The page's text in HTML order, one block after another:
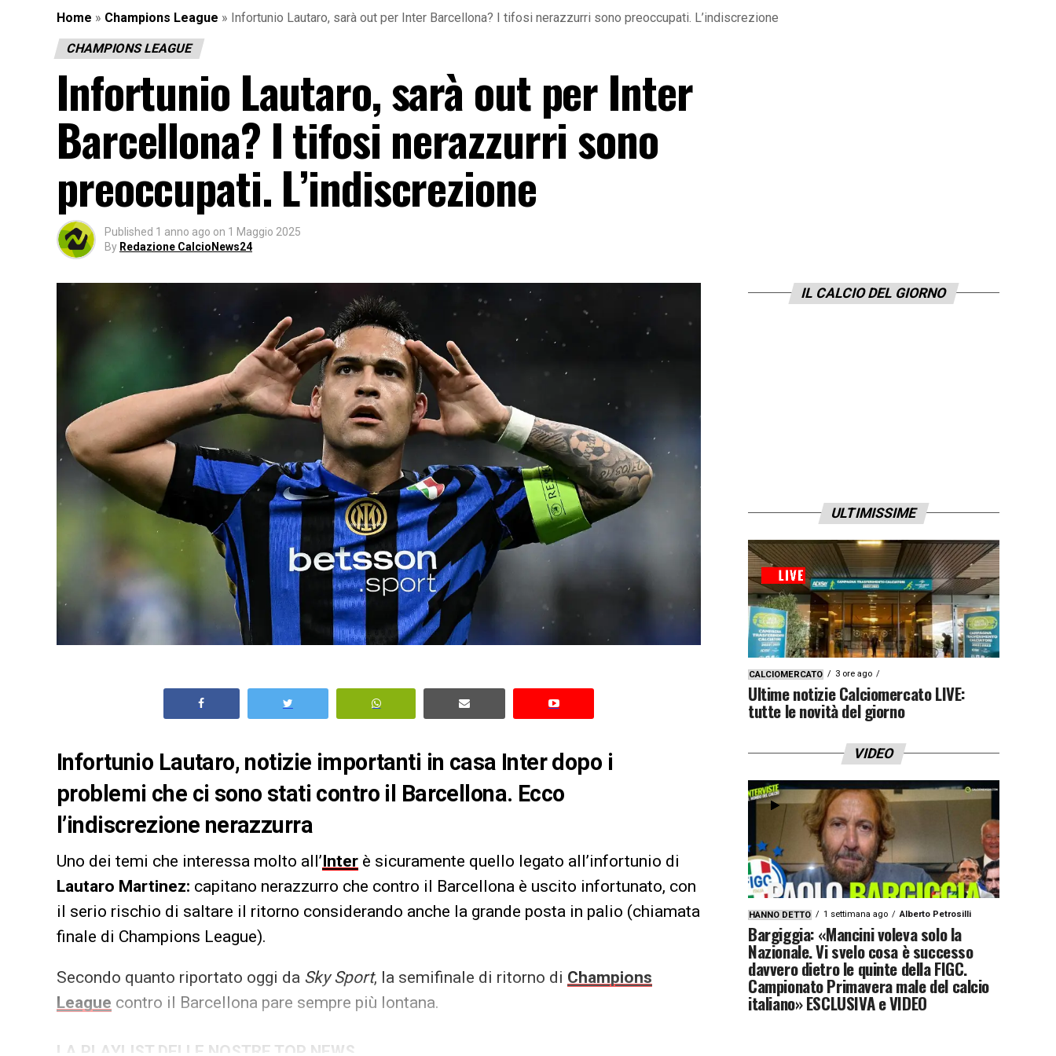
Home » Champions League » Infortunio Lautaro, sarà out per Inter Barcellona? I tifosi nerazzurri sono preoccupati. L’indiscrezione
CHAMPIONS LEAGUE
Infortunio Lautaro, sarà out per Inter
Barcellona? I tifosi nerazzurri sono
preoccupati. L’indiscrezione
Published 1 anno ago on 1 Maggio 2025
By Redazione CalcioNews24
Infortunio Lautaro, notizie importanti in casa Inter dopo i
problemi che ci sono stati contro il Barcellona. Ecco
l’indiscrezione nerazzurra
Uno dei temi che interessa molto all’Inter è sicuramente quello legato all’infortunio di
Lautaro Martinez: capitano nerazzurro che contro il Barcellona è uscito infortunato, con
il serio rischio di saltare il ritorno considerando anche la grande posta in palio (chiamata
finale di Champions League).
Secondo quanto riportato oggi da Sky Sport, la semifinale di ritorno di Champions
League contro il Barcellona pare sempre più lontana.
LA PLAYLIST DELLE NOSTRE TOP NEWS
IL CALCIO DEL GIORNO
ULTIMISSIME
CALCIOMERCATO 3 ore ago
Ultime notizie Calciomercato LIVE:
tutte le novità del giorno
VIDEO
HANNO DETTO 1 settimana ago Alberto Petrosilli
Bargiggia: «Mancini voleva solo la
Nazionale. Vi svelo cosa è successo
davvero dietro le quinte della FIGC.
Campionato Primavera male del calcio
italiano» ESCLUSIVA e VIDEO